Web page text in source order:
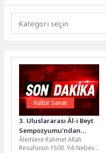
Kültür Sanat
3. Uluslararası Âl-i Beyt
Sempozyumu’ndan
insanlığa çağrı…
Âlemlere Rahmet Allah
Resul’ünün 1500. Yılı Nebevî